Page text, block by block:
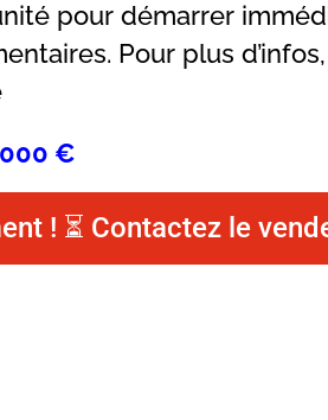
pour démarrer
Pour plus
€
! ⏳ Contactez le